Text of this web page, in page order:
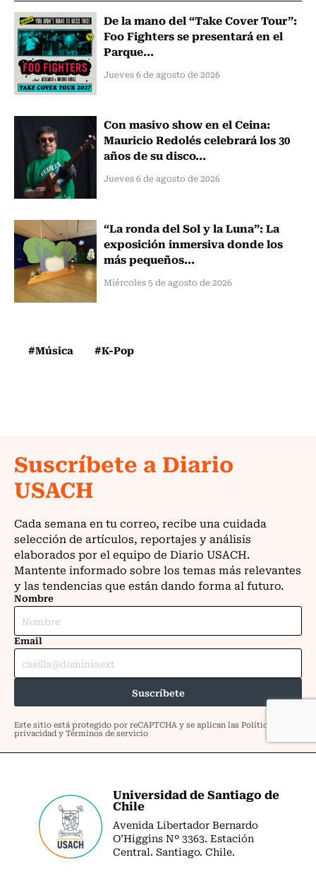
De la mano del “Take Cover Tour”:
Foo Fighters se presentará en el
Parque...
Jueves 6 de agosto de 2026
Con masivo show en el Ceina:
Mauricio Redolés celebrará los 30
años de su disco...
Jueves 6 de agosto de 2026
“La ronda del Sol y la Luna”: La
exposición inmersiva donde los
más pequeños...
Miércoles 5 de agosto de 2026
#Música #K-Pop
Universidad de Santiago de
Chile
Avenida Libertador Bernardo
O’Higgins Nº 3363. Estación
Central. Santiago. Chile.